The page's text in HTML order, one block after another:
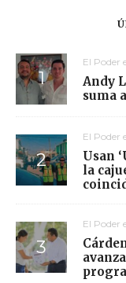
El Poder
Andy
suma
El Poder
Usan
la
El Poder